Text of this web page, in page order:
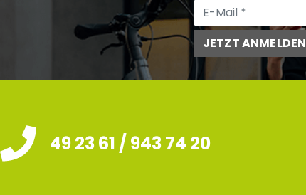
JETZT ANMELDEN
49 23 61 / 943 74 20